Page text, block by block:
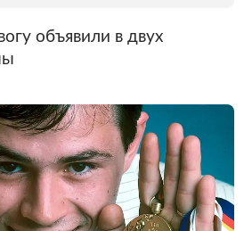
объявили в двух